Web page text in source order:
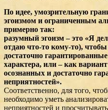
По идее, умозрительную
эгоизмом и ограниченным
примерно так:
разумный эгоизм – это «Я
отдаю что-то кому-то),
достаточно
характера, или – как
осознанных и достаточно
неприятностей».
Соответственно, для того,
необходимо уметь
неприятностей и